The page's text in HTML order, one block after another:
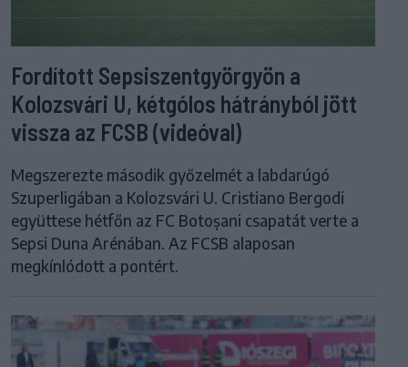
Fordított Sepsiszentgyörgyön a
Kolozsvári U, kétgólos hátrányból jött
vissza az FCSB (videóval)
Megszerezte második győzelmét a labdarúgó
Szuperligában a Kolozsvári U. Cristiano Bergodi
együttese hétfőn az FC Botoșani csapatát verte a
Sepsi Duna Arénában. Az FCSB alaposan
megkínlódott a pontért.